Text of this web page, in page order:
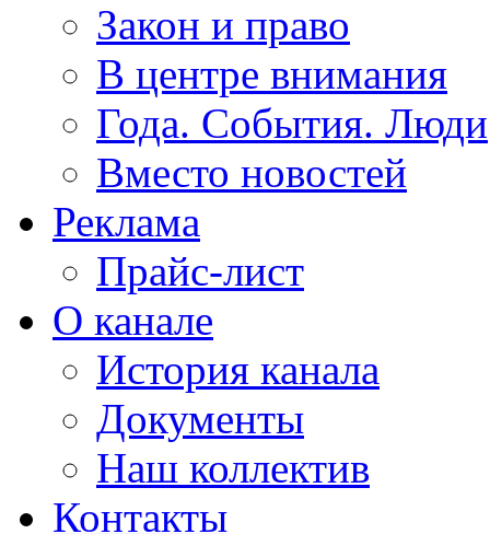
Закон и право
В центре внимания
Года. События. Люди
Вместо новостей
Реклама
Прайс-лист
О канале
История канала
Документы
Наш коллектив
Контакты